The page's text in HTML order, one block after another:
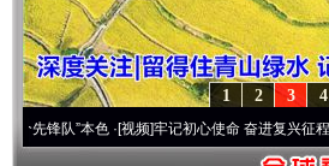
4
3
2
1
本色·[视频]牢记初心使命 奋进复兴征程丨宝塔山